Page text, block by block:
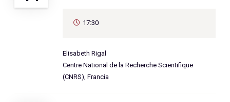
17:30
Elisabeth Rigal
Centre National de la Recherche Scientifique
(CNRS), Francia